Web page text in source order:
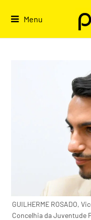
Menu
GUILHERME ROSADO,
Concelhia da Juventude